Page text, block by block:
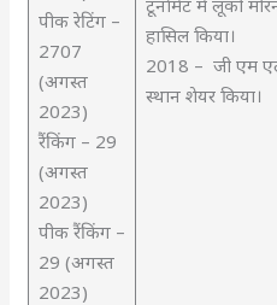
पीक रेटिंग –
2707
(अगस्त
2023)
रैंकिंग – 29
(अगस्त
2023)
पीक रैंकिंग –
29 (अगस्त
2023)
टूर्नामेंट में लूको
हासिल किया।
2018 – जी एम
स्थान शेयर किया।